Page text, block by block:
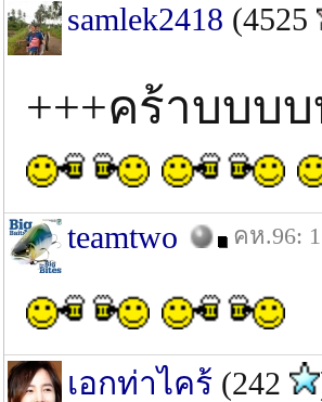
samlek2418 (4525
+++คร้าบบบ
teamtwo คห.96:
เอกท่าไคร้ (242